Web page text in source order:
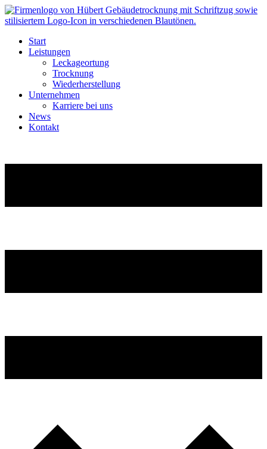
Start
Leistungen
Leckageortung
Trocknung
Wiederherstellung
Unternehmen
Karriere bei uns
News
Kontakt